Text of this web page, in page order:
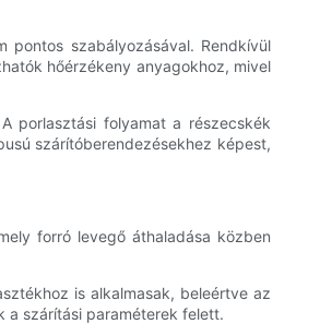
szabályozásával. Rendkívül
hőérzékeny anyagokhoz, mivel
porlasztási folyamat a részecskék
szárítóberendezésekhez képest,
forró levegő áthaladása közben
is alkalmasak, beleértve az
a szárítási paraméterek felett.